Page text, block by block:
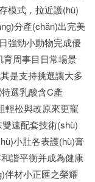
模式，拉近護(hù)
分產(chǎn)出完美
強勁小動物完成優
育周事目日常場景
是支持挑選讓大多
選乳酸含C產
輕松與改原來更寵
速配套技術(shù)
小肚各表護(hù)膏
諧平衡并成為健康
伴材小正匯之榮耀